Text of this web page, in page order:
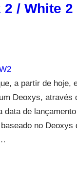
/ White 2
a partir de hoje,
Deoxys, através
data de lançamento
no Deoxys